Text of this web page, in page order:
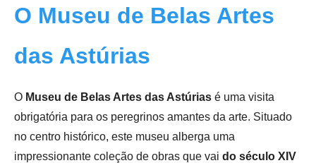
O Museu de Belas Artes
das Astúrias
O Museu de Belas Artes das Astúrias é uma visita
obrigatória para os peregrinos amantes da arte. Situado
no centro histórico, este museu alberga uma
impressionante coleção de obras que vai do século XIV